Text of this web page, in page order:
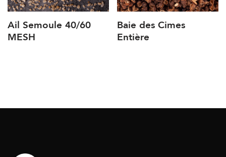
Ail Semoule 40/60
MESH
Baie des Cimes
Entière